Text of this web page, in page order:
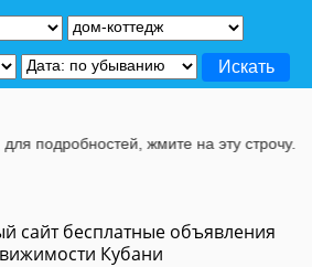
сайт бесплатные объявления
Кубани
жмите на эту строчу.